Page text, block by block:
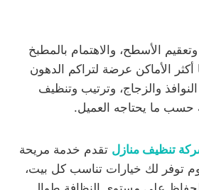
الأسطح، والاهتمام بالمطبخ
أكثر الأماكن عرضة لتراكم الدهون
والزجاج، وترتيب وتنظيف
حسب ما يحتاجه العميل.
تنظيف منازل تقدم خدمة مريحة
توفر لك خيارات تناسب كل بيت،